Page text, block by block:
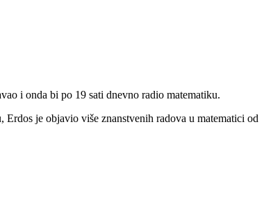
i onda bi po 19 sati dnevno radio matematiku.
je objavio više znanstvenih radova u matematici od